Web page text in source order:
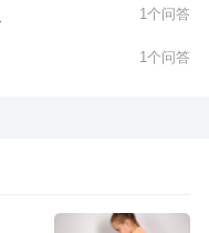
1个问答
1个问答